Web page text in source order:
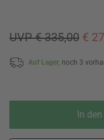
UVP € 335,00 €
Auf Lager, noch 3
In